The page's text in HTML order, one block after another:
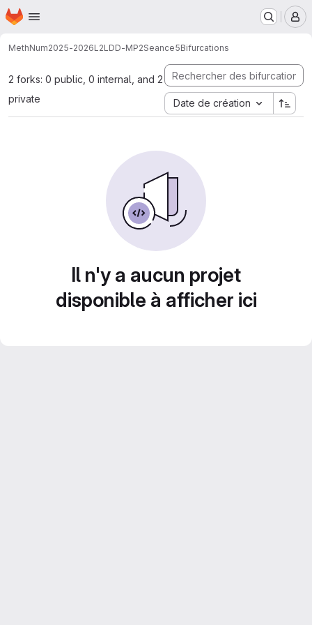
Passer au contenu principal
Page d'accueil
MethNum2025-2026L2LDD-MP2Seance5Bifurcations
2 forks: 0 public, 0 internal, and 2
private
Date de création
Il n'y a aucun projet
disponible à afficher ici